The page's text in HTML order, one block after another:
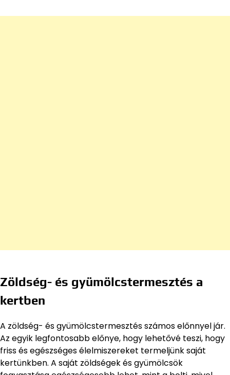
Zöldség- és gyümölcstermesztés a
kertben
A zöldség- és gyümölcstermesztés számos előnnyel jár.
Az egyik legfontosabb előnye, hogy lehetővé teszi, hogy
friss és egészséges élelmiszereket termeljünk saját
kertünkben. A saját zöldségek és gyümölcsök